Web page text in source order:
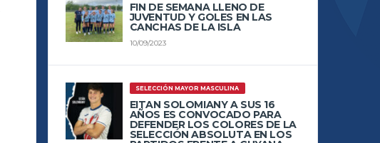
FIN DE SEMANA LLENO DE
JUVENTUD Y GOLES EN LAS
CANCHAS DE LA ISLA
10/09/2023
SELECCIÓN MAYOR MASCULINA
EITAN SOLOMIANY A SUS 16
AÑOS ES CONVOCADO PARA
DEFENDER LOS COLORES DE LA
SELECCIÓN ABSOLUTA EN LOS